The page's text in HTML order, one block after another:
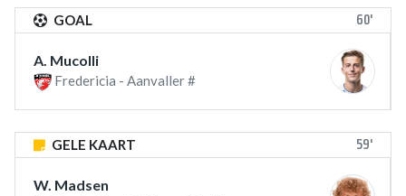
GOAL 60'
A. Mucolli
Fredericia - Aanvaller #
GELE KAART 59'
W. Madsen